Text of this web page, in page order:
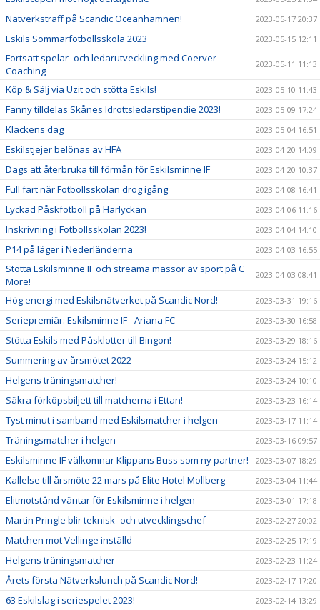
Nätverksträff på Scandic Oceanhamnen! 2023-05-17 20:37
Eskils Sommarfotbollsskola 2023 2023-05-15 12:11
Fortsatt spelar- och ledarutveckling med Coerver
Coaching
2023-05-11 11:13
Köp & Sälj via Uzit och stötta Eskils! 2023-05-10 11:43
Fanny tilldelas Skånes Idrottsledarstipendie 2023! 2023-05-09 17:24
Klackens dag 2023-05-04 16:51
Eskilstjejer belönas av HFA 2023-04-20 14:09
Dags att återbruka till förmån för Eskilsminne IF 2023-04-20 10:37
Full fart när Fotbollsskolan drog igång 2023-04-08 16:41
Lyckad Påskfotboll på Harlyckan 2023-04-06 11:16
Inskrivning i Fotbollsskolan 2023! 2023-04-04 14:10
P14 på läger i Nederländerna 2023-04-03 16:55
Stötta Eskilsminne IF och streama massor av sport på C
More!
2023-04-03 08:41
Hög energi med Eskilsnätverket på Scandic Nord! 2023-03-31 19:16
Seriepremiär: Eskilsminne IF - Ariana FC 2023-03-30 16:58
Stötta Eskils med Påsklotter till Bingon! 2023-03-29 18:16
Summering av årsmötet 2022 2023-03-24 15:12
Helgens träningsmatcher! 2023-03-24 10:10
Säkra förköpsbiljett till matcherna i Ettan! 2023-03-23 16:14
Tyst minut i samband med Eskilsmatcher i helgen 2023-03-17 11:14
Träningsmatcher i helgen 2023-03-16 09:57
Eskilsminne IF välkomnar Klippans Buss som ny partner! 2023-03-07 18:29
Kallelse till årsmöte 22 mars på Elite Hotel Mollberg 2023-03-04 11:44
Elitmotstånd väntar för Eskilsminne i helgen 2023-03-01 17:18
Martin Pringle blir teknisk- och utvecklingschef 2023-02-27 20:02
Matchen mot Vellinge inställd 2023-02-25 17:19
Helgens träningsmatcher 2023-02-23 11:24
Årets första Nätverkslunch på Scandic Nord! 2023-02-17 17:20
63 Eskilslag i seriespelet 2023! 2023-02-14 13:29